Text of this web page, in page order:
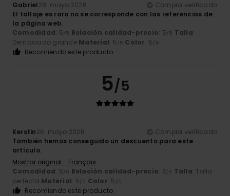
Gabriel28. mayo 2026
Compra verificada
El tallaje es raro no se corresponde con las referencias de
la página web.
Comodidad: 5/5 Relación calidad-precio: 5/5 Talla:
Demasiado grande Material: 5 /5 Color: 5/5
Recomiendo este producto
5/5
Kerstin26. mayo 2026
Compra verificada
También hemos conseguido un descuento para este
artículo.
Mostrar original - Français
Comodidad: 5/5 Relación calidad-precio: 3/5 Talla: Talla
perfecta Material: 5/5 Color: 5 /5
Recomiendo este producto